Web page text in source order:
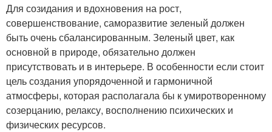
Для созидания и вдохновения на рост,
совершенствование, саморазвитие зеленый должен
быть очень сбалансированным. Зеленый цвет, как
основной в природе, обязательно должен
присутствовать и в интерьере. В особенности если стоит
цель создания упорядоченной и гармоничной
атмосферы, которая располагала бы к умиротворенному
созерцанию, релаксу, восполнению психических и
физических ресурсов.